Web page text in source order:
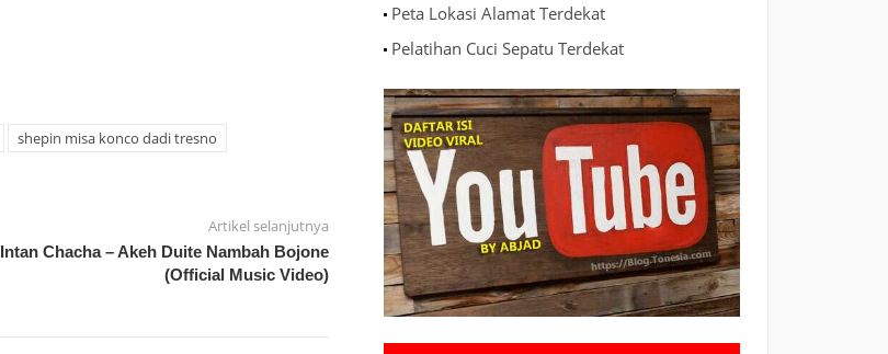
shepin misa konco dadi tresno
Artikel selanjutnya
Intan Chacha – Akeh Duite Nambah Bojone
(Official Music Video)
Peta Lokasi Alamat Terdekat
Pelatihan Cuci Sepatu Terdekat